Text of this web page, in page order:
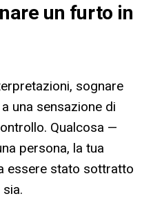
un furto in
sognare
una sensazione di
Qualcosa —
persona, la tua
essere stato sottratto